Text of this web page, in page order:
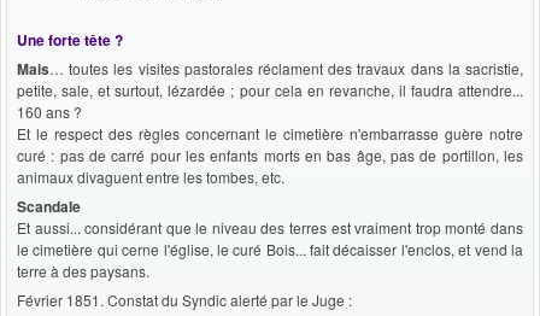
Une forte tête ?
Mais… toutes les visites pastorales réclament des travaux dans la sacristie,
petite, sale, et surtout, lézardée ; pour cela en revanche, il faudra attendre...
160 ans ?
Et le respect des règles concernant le cimetière n'embarrasse guère notre
curé : pas de carré pour les enfants morts en bas âge, pas de portillon, les
animaux divaguent entre les tombes, etc.
Scandale
Et aussi... considérant que le niveau des terres est vraiment trop monté dans
le cimetière qui cerne l'église, le curé Bois... fait décaisser l'enclos, et vend la
terre à des paysans.
Février 1851. Constat du Syndic alerté par le Juge :